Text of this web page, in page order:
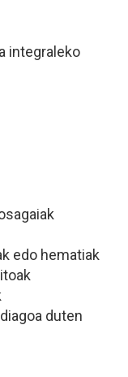
integraleko
edo hematiak
duten